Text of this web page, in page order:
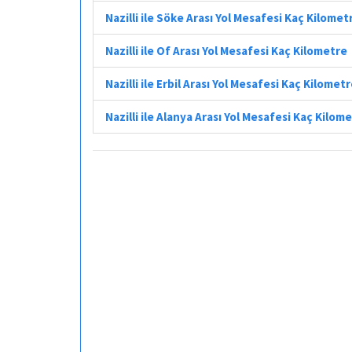
Nazilli ile Söke Arası Yol Mesafesi Kaç
Nazilli ile Of Arası Yol Mesafesi Kaç Kilometre
Nazilli ile Erbil Arası Yol Mesafesi Kaç
Nazilli ile Alanya Arası Yol Mesafesi Kaç